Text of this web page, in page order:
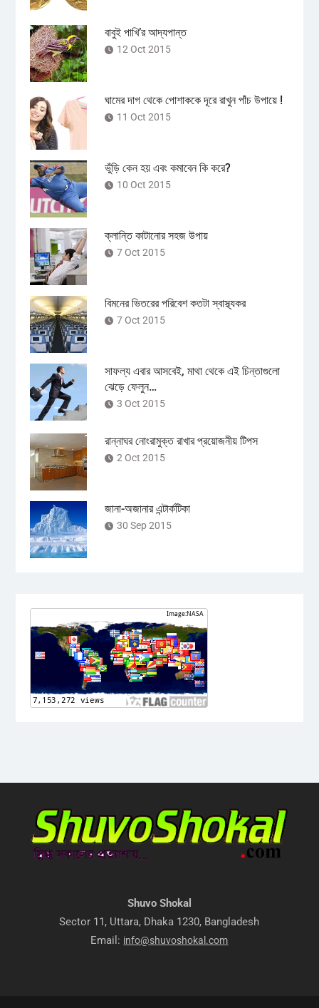
বাবুই পাখি’র আদ্যপান্ত
12 Oct 2015
ঘামের দাগ থেকে পোশাককে দূরে রাখুন পাঁচ উপায়ে !
11 Oct 2015
ভুঁড়ি কেন হয় এবং কমাবেন কি করে?
10 Oct 2015
ক্লান্তি কাটানোর সহজ উপায়
7 Oct 2015
বিমনের ভিতরের পরিবেশ কতটা স্বাস্থ্যকর
7 Oct 2015
সাফল্য এবার আসবেই, মাথা থেকে এই চিন্তাগুলো
ঝেড়ে ফেলুন…
3 Oct 2015
রান্নাঘর নোংরামুক্ত রাখার প্রয়োজনীয় টিপস
2 Oct 2015
জানা-অজানার এন্টার্কটিকা
30 Sep 2015
Shuvo Shokal
Sector 11, Uttara, Dhaka 1230, Bangladesh
Email: info@shuvoshokal.com